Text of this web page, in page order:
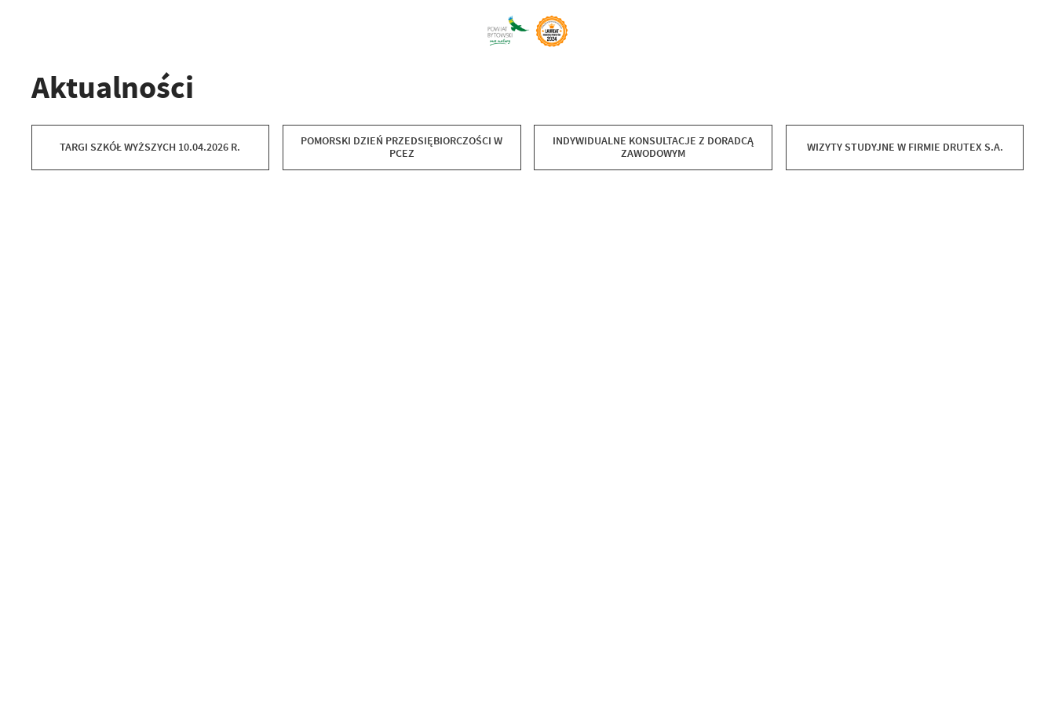
Aktualności
TARGI SZKÓŁ WYŻSZYCH 10.04.2026 R.
POMORSKI DZIEŃ PRZEDSIĘBIORCZOŚCI W
PCEZ
INDYWIDUALNE KONSULTACJE Z DORADCĄ
ZAWODOWYM
WIZYTY STUDYJNE W FIRMIE DRUTEX S.A.